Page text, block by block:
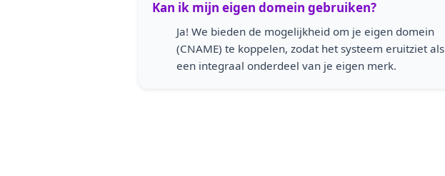
Kan ik mijn eigen domein gebruiken?
Ja! We bieden de mogelijkheid om je eigen domein
(CNAME) te koppelen, zodat het systeem eruitziet als
een integraal onderdeel van je eigen merk.